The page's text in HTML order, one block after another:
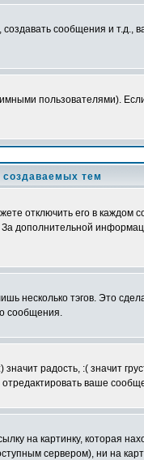
сообщения и т.д.,
пользователями).
тем
отключить его в каждом
дополнительной
несколько тэгов. Это
сообщения.
радость, :( значит
ваше
на картинку, которая
сервером), ни на